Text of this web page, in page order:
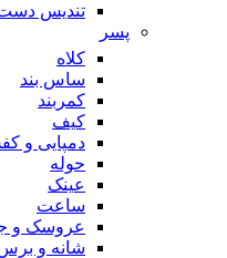
تندیس دست
پسر
کلاه
ساس بند
کمربند
کیف
دمپایی و
حوله
عینک
ساعت
عروسک و
شانه و